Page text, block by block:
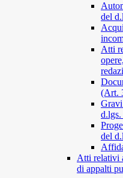
del
Atti
(Art.
del
Atti relativi
di appalti